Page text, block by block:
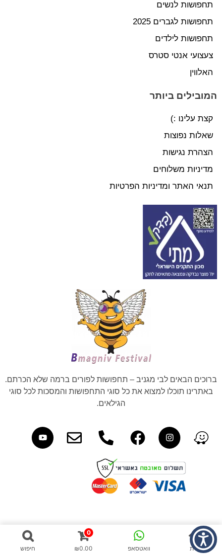
תחפושות לנשים
תחפושות לגברים 2025
תחפושות לילדים
צעצועי אנטי סטרס
האלווין
המובילים ביותר
קצת עלינו :)
שאלות נפוצות
הצהרת נגישות
מדיניות משלוחים
תנאי האתר ומדיניות הפרטיות
ברוכים הבאים לבי מגניב – תחפושות לפורים ברמה שלא הכרתם.
באתרינו תוכלו למצוא את כל סוגי התחפושות והמסכות לכל סוגי
הגילאים.
בית וואטסאפ
0
₪0.00 חיפוש